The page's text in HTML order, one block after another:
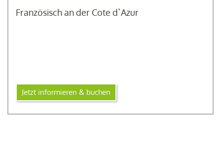
Französisch an der Cote d`Azur
Jetzt informieren & buchen